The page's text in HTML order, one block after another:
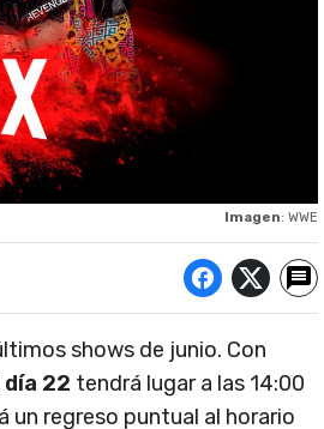
Imagen: WWE
shows de junio. Con
día 22 tendrá lugar a las 14:00
un regreso puntual al horario